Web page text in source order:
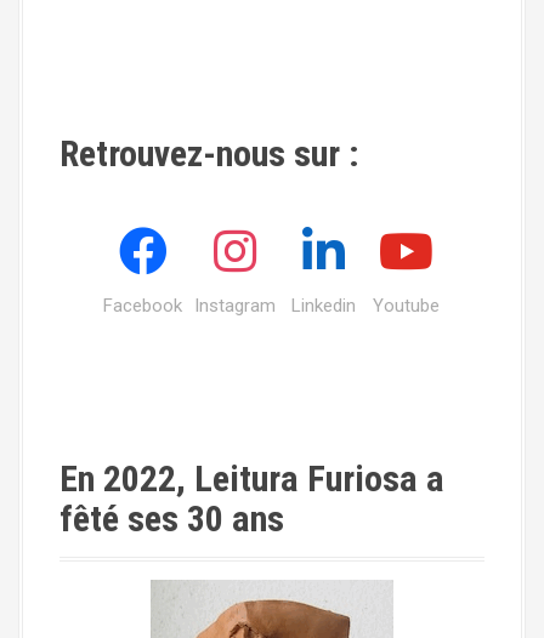
Retrouvez-nous sur :
Facebook Instagram Linkedin Youtube
En 2022, Leitura Furiosa a
fêté ses 30 ans